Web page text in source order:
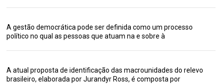
A gestão democrática pode ser definida como um processo
político no qual as pessoas que atuam na e sobre à
A atual proposta de identificação das macrounidades do relevo
brasileiro, elaborada por Jurandyr Ross, é composta por